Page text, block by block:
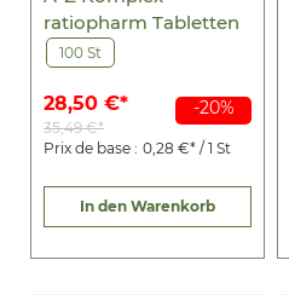
-20%
ratiopharm Tabletten
100 St
28,50 €*
35,49 €*
Prix de base : 0,28 €* / 1 St
In den Warenkorb